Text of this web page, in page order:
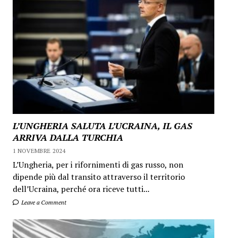
L’UNGHERIA SALUTA L’UCRAINA, IL GAS
ARRIVA DALLA TURCHIA
1 NOVEMBRE 2024
L’Ungheria, per i rifornimenti di gas russo, non
dipende più dal transito attraverso il territorio
dell’Ucraina, perché ora riceve tutti...
Leave a Comment